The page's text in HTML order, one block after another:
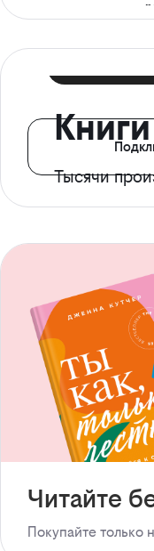
Книги
Тысячи
с доступом
Читайте
Покупайте только